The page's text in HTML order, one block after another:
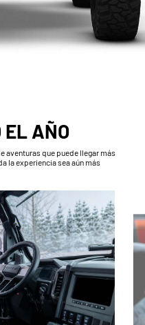
EL AÑO
aventuras que puede llegar más
la experiencia sea aún más